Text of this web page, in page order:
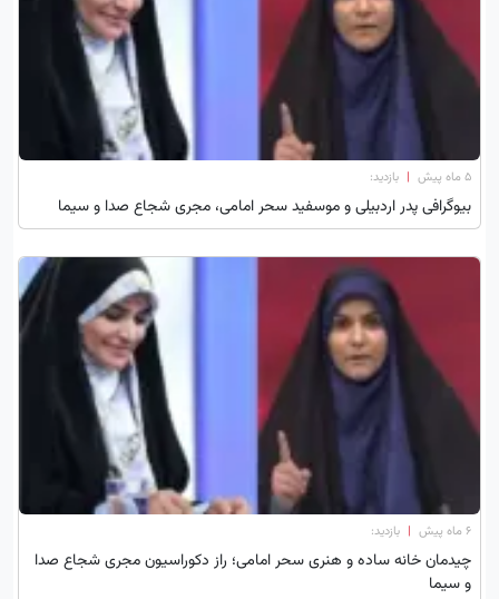
۵ ماه پیش | بازدید:
بیوگرافی پدر اردبیلی و موسفید سحر امامی، مجری شجاع صدا و سیما
۶ ماه پیش | بازدید:
چیدمان خانه ساده و هنری سحر امامی؛ راز دکوراسیون مجری شجاع صدا
و سیما